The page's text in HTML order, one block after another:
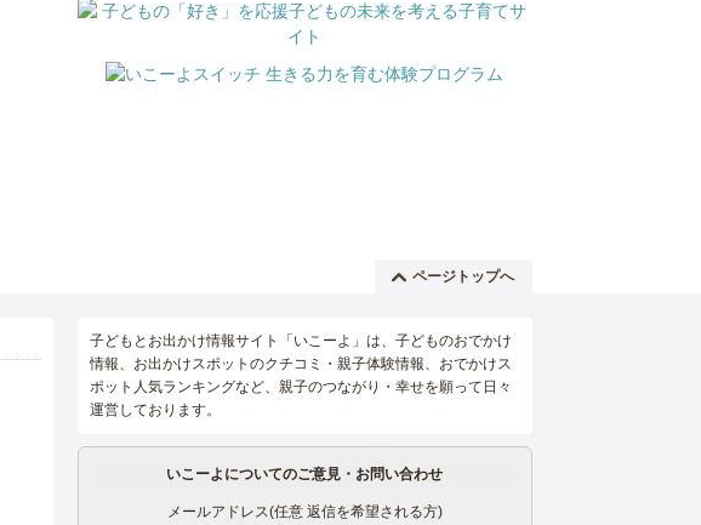
ページトップへ
子どもとお出かけ情報サイト「いこーよ」は、子どものおでかけ
情報、お出かけスポットのクチコミ・親子体験情報、おでかけス
ポット人気ランキングなど、親子のつながり・幸せを願って日々
運営しております。
いこーよについてのご意見・お問い合わせ
メールアドレス(任意 返信を希望される方)